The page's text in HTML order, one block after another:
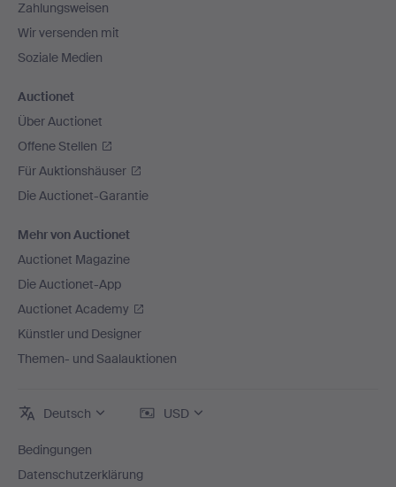
Zahlungsweisen
Wir versenden mit
Soziale Medien
Auctionet
Über Auctionet
Offene Stellen
Für Auktionshäuser
Die Auctionet-Garantie
Mehr von Auctionet
Auctionet Magazine
Die Auctionet-App
Auctionet Academy
Künstler und Designer
Themen- und Saalauktionen
Deutsch USD
Bedingungen
Datenschutzerklärung